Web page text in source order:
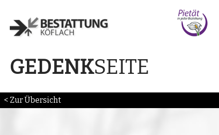
GEDENKSEITE
< Zur Übersicht